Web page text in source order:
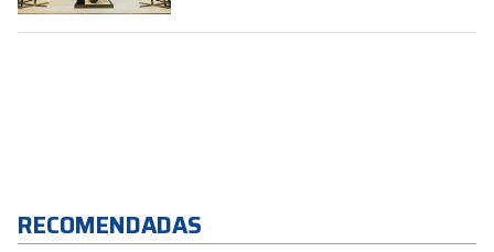
Premium Selection
RECOMENDADAS